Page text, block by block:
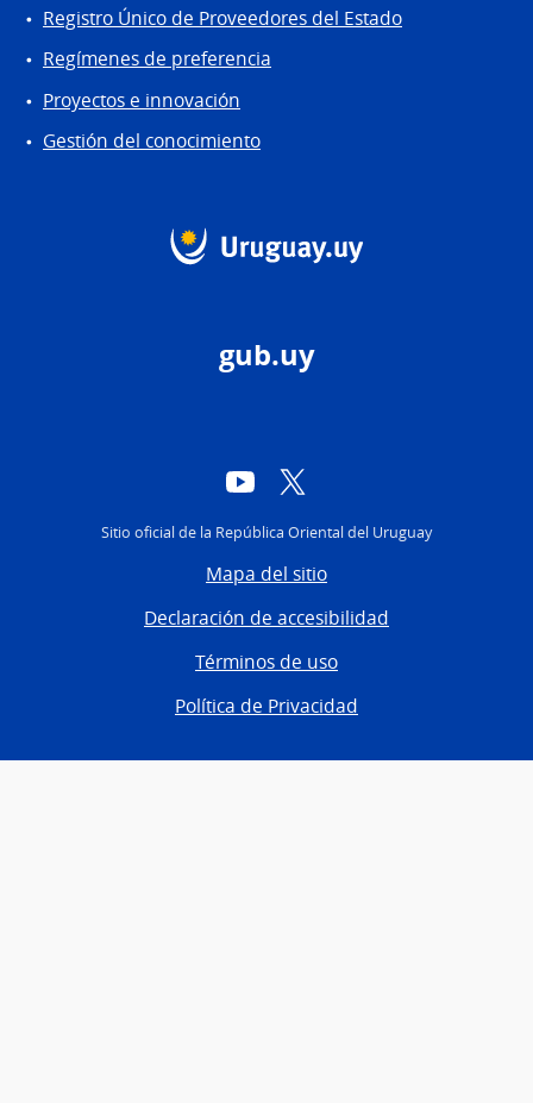
Registro Único de Proveedores del Estado
Regímenes de preferencia
Proyectos e innovación
Gestión del conocimiento
gub.uy
YouTube
Sitio oficial de la República Oriental del Uruguay
Mapa del sitio
Declaración de accesibilidad
Términos de uso
Política de Privacidad